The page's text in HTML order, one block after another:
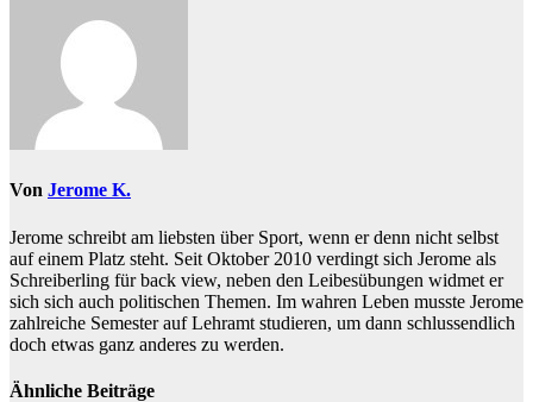
Von Jerome K.
Jerome schreibt am liebsten über Sport, wenn er denn nicht selbst
auf einem Platz steht. Seit Oktober 2010 verdingt sich Jerome als
Schreiberling für back view, neben den Leibesübungen widmet er
sich sich auch politischen Themen. Im wahren Leben musste Jerome
zahlreiche Semester auf Lehramt studieren, um dann schlussendlich
doch etwas ganz anderes zu werden.
Ähnliche Beiträge